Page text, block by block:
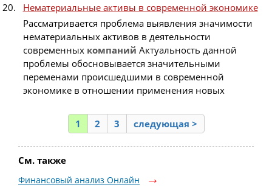
Нематериальные активы в современной экономике
Рассматривается проблема выявления значимости
нематериальных активов в деятельности
современных компаний Актуальность данной
проблемы обосновывается значительными
переменами происшедшими в современной
экономике в отношении применения новых
1 2 3 следующая >
См. также
Финансовый анализ Онлайн